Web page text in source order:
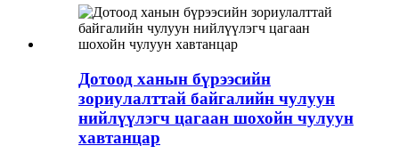
Дотоод ханын бүрээсийн
зориулалттай байгалийн чулуун
нийлүүлэгч цагаан шохойн чулуун
хавтанцар